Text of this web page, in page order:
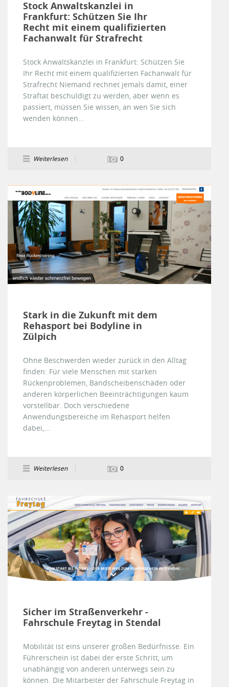
Stock Anwaltskanzlei in
Frankfurt: Schützen Sie Ihr
Recht mit einem qualifizierten
Fachanwalt für Strafrecht
Stock Anwaltskanzlei in Frankfurt: Schützen Sie
Ihr Recht mit einem qualifizierten Fachanwalt für
Strafrecht Niemand rechnet jemals damit, einer
Straftat beschuldigt zu werden, aber wenn es
passiert, müssen Sie wissen, an wen Sie sich
wenden können...
Weiterlesen 0
Stark in die Zukunft mit dem
Rehasport bei Bodyline in
Zülpich
Ohne Beschwerden wieder zurück in den Alltag
finden: Für viele Menschen mit starken
Rückenproblemen, Bandscheibenschäden oder
anderen körperlichen Beeinträchtigungen kaum
vorstellbar. Doch verschiedene
Anwendungsbereiche im Rehasport helfen
dabei,...
Weiterlesen 0
Sicher im Straßenverkehr -
Fahrschule Freytag in Stendal
Mobilität ist eins unserer großen Bedürfnisse. Ein
Führerschein ist dabei der erste Schritt, um
unabhängig von anderen unterwegs sein zu
können. Die Mitarbeiter der Fahrschule Freytag in